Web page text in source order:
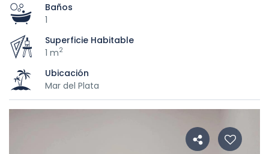
Baños
1
Superficie Habitable
1 m2
Ubicación
Mar del Plata